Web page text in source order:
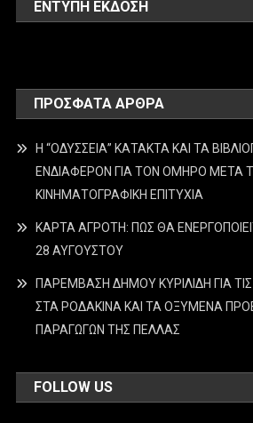
ΕΝΤΥΠΗ ΕΚΔΟΣΗ
ΠΡΌΣΦΑΤΑ ΆΡΘΡΑ
Η “ΟΔΥΣΣΕΙΑ” ΚΑΤΑΚΤΑ ΚΑΙ ΤΑ
ΕΝΔΙΑΦΕΡΟΝ ΓΙΑ ΤΟΝ ΟΜΗΡΟ ΜΕΤΑ
ΚΙΝΗΜΑΤΟΓΡΑΦΙΚΗ ΕΠΙΤΥΧΙΑ
ΚΑΡΤΑ ΑΓΡΟΤΗ: ΠΩΣ ΘΑ
28 ΑΥΓΟΥΣΤΟΥ
ΠΑΡΕΜΒΑΣΗ ΔΗΜΟΥ ΚΥΡΙΛΙΔΗ ΓΙΑ
ΣΤΑ ΡΟΔΑΚΙΝΑ ΚΑΙ ΤΑ ΟΞΥΜΕΝΑ
ΠΑΡΑΓΩΓΩΝ ΤΗΣ ΠΕΛΛΑΣ
FOLLOW US